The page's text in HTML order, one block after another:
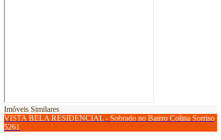
Imóveis Similares
VISTA BELA RESIDENCIAL - Sobrado no Bairro Colina Sorriso
5261